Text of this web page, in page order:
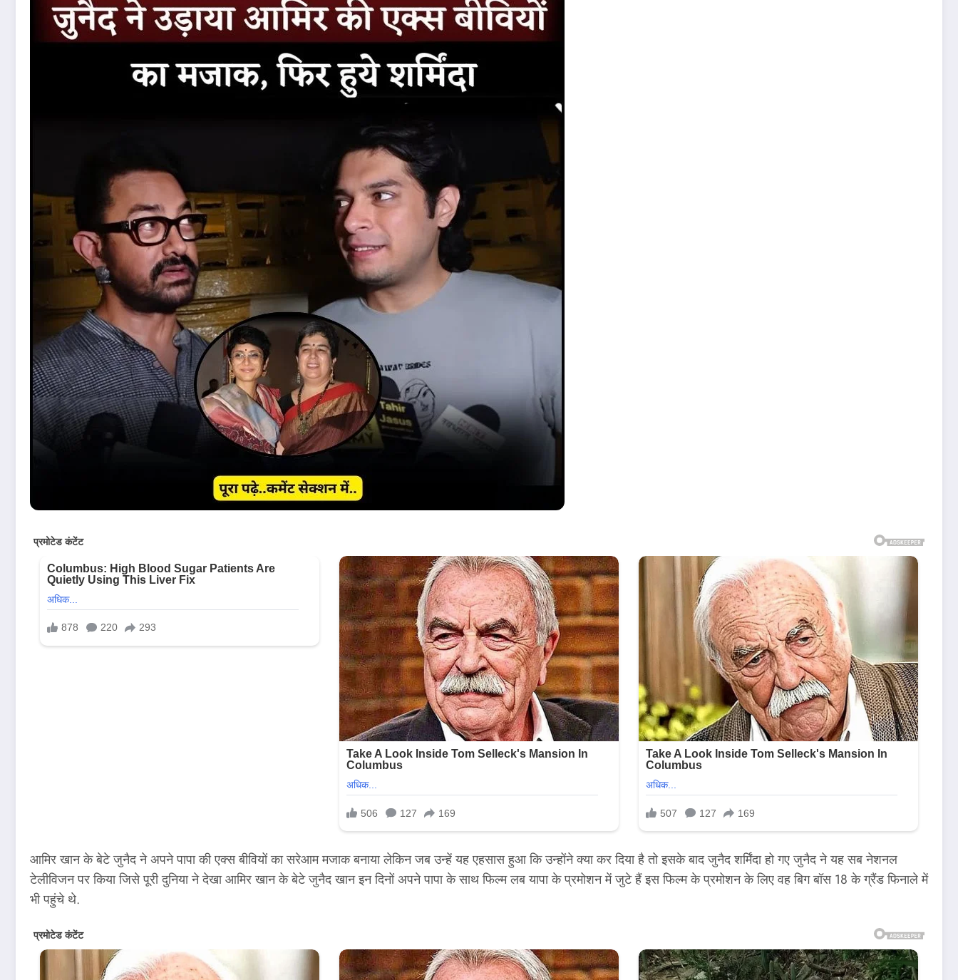
आमिर खान के बेटे जुनैद ने अपने पापा की एक्स बीवियों का सरेआम मजाक बनाया लेकिन जब उन्हें यह एहसास हुआ कि उन्होंने क्या कर दिया है तो इसके बाद जुनैद शर्मिंदा हो गए जुनैद ने यह सब नेशनल
टेलीविजन पर किया जिसे पूरी दुनिया ने देखा आमिर खान के बेटे जुनैद खान इन दिनों अपने पापा के साथ फिल्म लब यापा के प्रमोशन में जुटे हैं इस फिल्म के प्रमोशन के लिए वह बिग बॉस 18 के ग्रैंड फिनाले में
भी पहुंचे थे.